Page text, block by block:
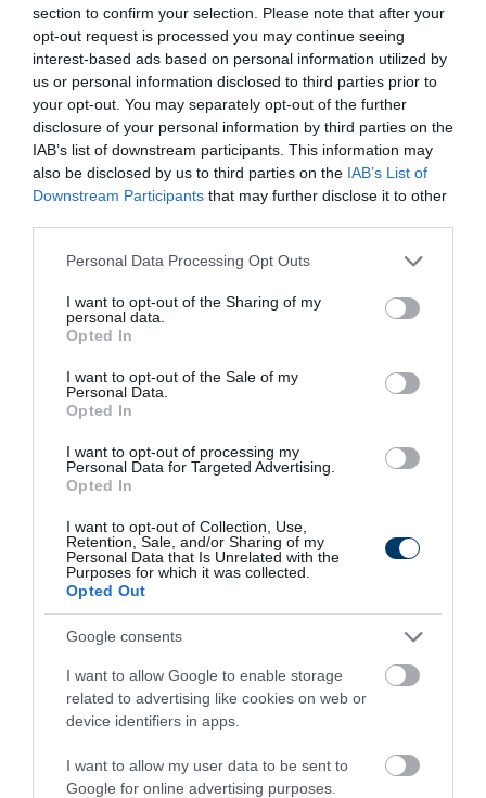
section to confirm your selection. Please note that after your
opt-out request is processed you may continue seeing
interest-based ads based on personal information utilized by
us or personal information disclosed to third parties prior to
your opt-out. You may separately opt-out of the further
disclosure of your personal information by third parties on the
IAB’s list of downstream participants. This information may
also be disclosed by us to third parties on the IAB’s List of
Downstream Participants that may further disclose it to other
Please note that this website/app uses one or more Google
not limited to your visit or usage behaviour. You may click to
grant or deny consent to Google and its third-party tags to
use your data for below specified purposes in below Google
consent section.
Personal Data Processing Opt Outs
I want to opt-out of the Sharing of my
personal data.
Opted In
I want to opt-out of the Sale of my
Personal Data.
Opted In
I want to opt-out of processing my
Personal Data for Targeted Advertising.
Opted In
I want to opt-out of Collection, Use,
Retention, Sale, and/or Sharing of my
Personal Data that Is Unrelated with the
Purposes for which it was collected.
Opted Out
Google consents
I want to allow Google to enable storage
related to advertising like cookies on web or
device identifiers in apps.
I want to allow my user data to be sent to
Google for online advertising purposes.
3 h 57 min
Stop Eating These 3 Foods That Are Known to
Cause Parasites
354 175
One Teaspoon And All The Worms In The Body
Die Instantly